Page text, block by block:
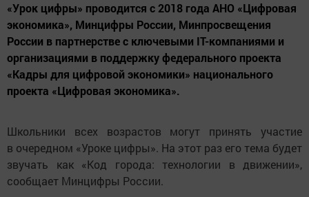
«Урок цифры» проводится с 2018 года АНО «Цифровая
экономика», Минцифры России, Минпросвещения
России в партнерстве с ключевыми IT-компаниями и
организациями в поддержку федерального проекта
«Кадры для цифровой экономики» национального
проекта «Цифровая экономика».
Школьники всех возрастов могут принять участие
в очередном «Уроке цифры». На этот раз его тема будет
звучать как «Код города: технологии в движении»,
сообщает Минцифры России.